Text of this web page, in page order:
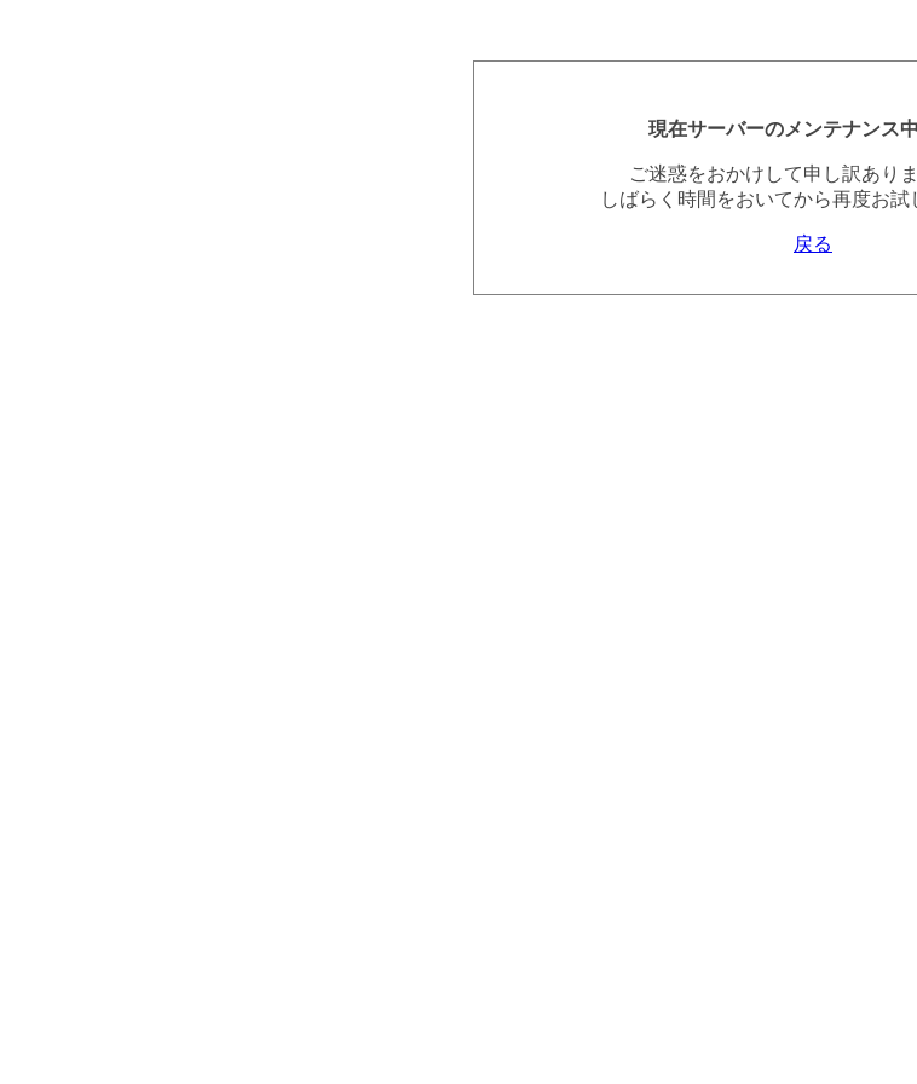
現在サーバーのメンテナンス中
ご迷惑をおかけして申し訳ありま
しばらく時間をおいてから再度お試
戻る